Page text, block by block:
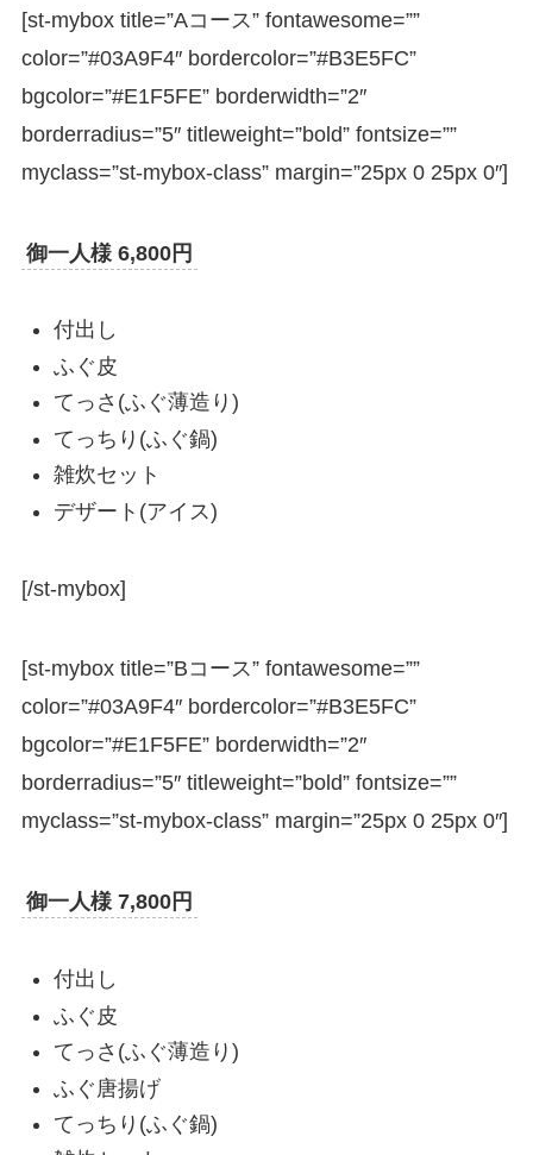
[st-mybox title=”Aコース” fontawesome=””
color=”#03A9F4″ bordercolor=”#B3E5FC”
bgcolor=”#E1F5FE” borderwidth=”2″
borderradius=”5″ titleweight=”bold” fontsize=””
myclass=”st-mybox-class” margin=”25px 0 25px 0″]
御一人様 6,800円
付出し
ふぐ皮
てっさ(ふぐ薄造り)
てっちり(ふぐ鍋)
雑炊セット
デザート(アイス)
[/st-mybox]
[st-mybox title=”Bコース” fontawesome=””
color=”#03A9F4″ bordercolor=”#B3E5FC”
bgcolor=”#E1F5FE” borderwidth=”2″
borderradius=”5″ titleweight=”bold” fontsize=””
myclass=”st-mybox-class” margin=”25px 0 25px 0″]
御一人様 7,800円
付出し
ふぐ皮
てっさ(ふぐ薄造り)
ふぐ唐揚げ
てっちり(ふぐ鍋)